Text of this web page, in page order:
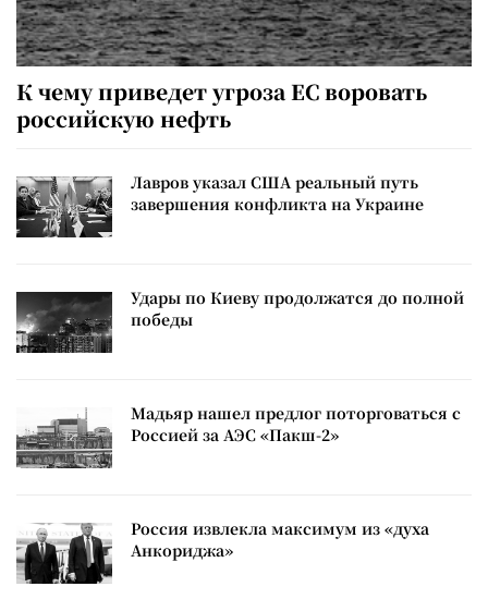
К чему приведет угроза ЕС воровать
российскую нефть
Лавров указал США реальный путь
завершения конфликта на Украине
Удары по Киеву продолжатся до полной
победы
Мадьяр нашел предлог поторговаться с
Россией за АЭС «Пакш-2»
Россия извлекла максимум из «духа
Анкориджа»